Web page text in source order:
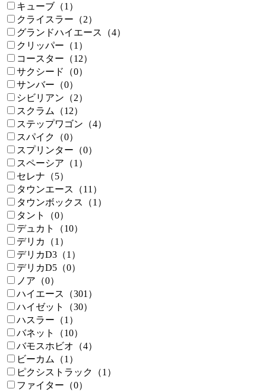
キューブ（1）
クライスラー（2）
グランドハイエース（4）
クリッパー（1）
コースター（12）
サクシード（0）
サンバー（0）
シビリアン（2）
スクラム（12）
ステップワゴン（4）
スパイク（0）
スプリンター（0）
スペーシア（1）
セレナ（5）
タウンエース（11）
タウンボックス（1）
タント（0）
デュカト（10）
デリカ（1）
デリカD3（1）
デリカD5（0）
ノア（0）
ハイエース（301）
ハイゼット（30）
ハスラー（1）
バネット（10）
バモスホビオ（4）
ビーカム（1）
ピクシストラック（1）
ファイター（0）